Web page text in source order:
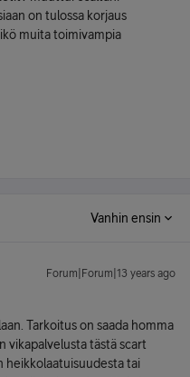
on tulossa korjaus
muita toimivampia
Vanhin ensin
Forum|Forum|13 years ago
Tarkoitus on saada homma
vikapalvelusta tästä scart
heikkolaatuisuudesta tai